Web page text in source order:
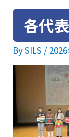
各代
BySILS /